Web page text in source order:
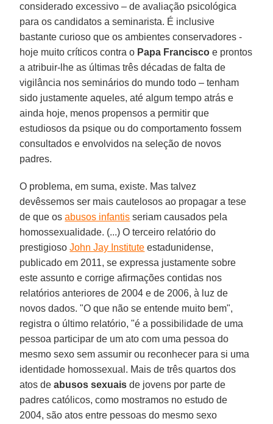
considerado excessivo – de avaliação psicológica
para os candidatos a seminarista. É inclusive
bastante curioso que os ambientes conservadores -
hoje muito críticos contra o Papa Francisco e prontos
a atribuir-lhe as últimas três décadas de falta de
vigilância nos seminários do mundo todo – tenham
sido justamente aqueles, até algum tempo atrás e
ainda hoje, menos propensos a permitir que
estudiosos da psique ou do comportamento fossem
consultados e envolvidos na seleção de novos
padres.
O problema, em suma, existe. Mas talvez
devêssemos ser mais cautelosos ao propagar a tese
de que osabusos infantis seriam causados pela
homossexualidade. (...) O terceiro relatório do
prestigiosoJohn Jay Institute estadunidense,
publicado em 2011, se expressa justamente sobre
este assunto e corrige afirmações contidas nos
relatórios anteriores de 2004 e de 2006, à luz de
novos dados. "O que não se entende muito bem",
registra o último relatório, "é a possibilidade de uma
pessoa participar de um ato com uma pessoa do
mesmo sexo sem assumir ou reconhecer para si uma
identidade homossexual. Mais de três quartos dos
atos deabusos sexuais de jovens por parte de
padres católicos, como mostramos no estudo de
2004, são atos entre pessoas do mesmo sexo